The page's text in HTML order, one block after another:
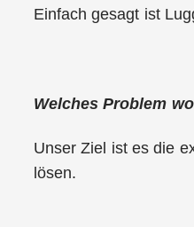
Einfach gesagt ist
Welches Problem
Unser Ziel ist es die
lösen.